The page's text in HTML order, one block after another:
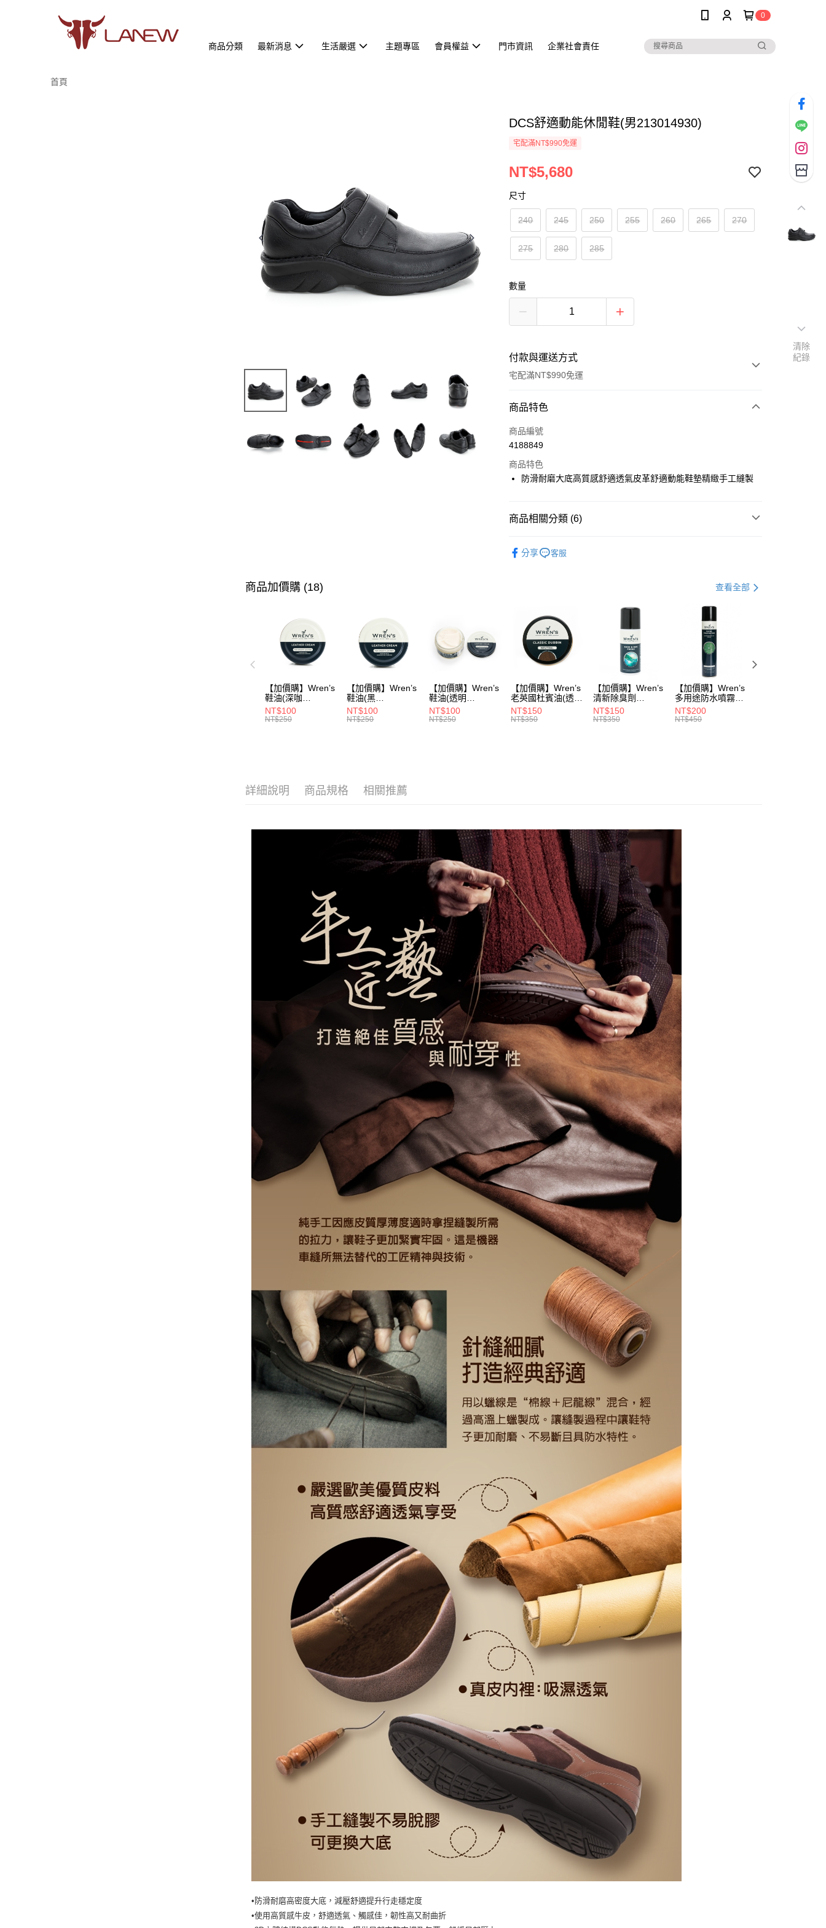
0
商品分類 最新消息 生活嚴選 主題專區 會員權益 門市資訊 企業社會責任
首頁
DCS舒適動能休閒鞋(男213014930)
宅配滿NT$990免運
NT$5,680
尺寸
240 245 250 255 260 265 270
275 280 285
數量
付款與運送方式
宅配滿NT$990免運
付款方式
信用卡一次付款
Apple Pay
Google Pay
宅配
每筆NT$80，滿NT$990(含以上)免運費
付款後門市自取
每筆NT$80，滿NT$699(含以上)免運費
商品特色
商品編號
4188849
商品特色
防滑耐磨大底高質感舒適透氣皮革舒適動能鞋墊精緻手工縫製
商品相關分類 (6)
▶ 男士商品 鞋款 ▶
▶ 機能款式 鞋款 ▶
分享 客服
商品加價購 (18) 查看全部
【加價購】Wren’s
鞋油(深咖
289105120)
NT$100
NT$250
【加價購】Wren’s
鞋油(黑
289105130)
NT$100
NT$250
【加價購】Wren’s
鞋油(透明
289105140)
NT$100
NT$250
【加價購】Wren’s
老英國杜賓油(透明
289105440)
NT$150
NT$350
【加價購】Wren’s
清新除臭劑
(289105540)
NT$150
NT$350
【加價購】Wren’s
多用途防水噴霧
(289105640)
NT$200
NT$450
詳細說明 商品規格 相關推薦
•防滑耐磨高密度大底，減壓舒適提升行走穩定度
•使用高質感牛皮，舒適透氣、觸感佳，韌性高又耐曲折
清除
紀錄